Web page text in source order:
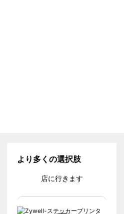
より多くの選択肢
店に行きます